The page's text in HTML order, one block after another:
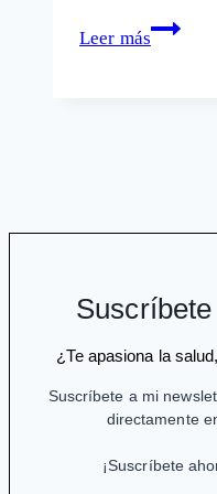
Leer más
Las
¿Te apasiona la
Suscríbete a mi
directamente
¡Suscríbete